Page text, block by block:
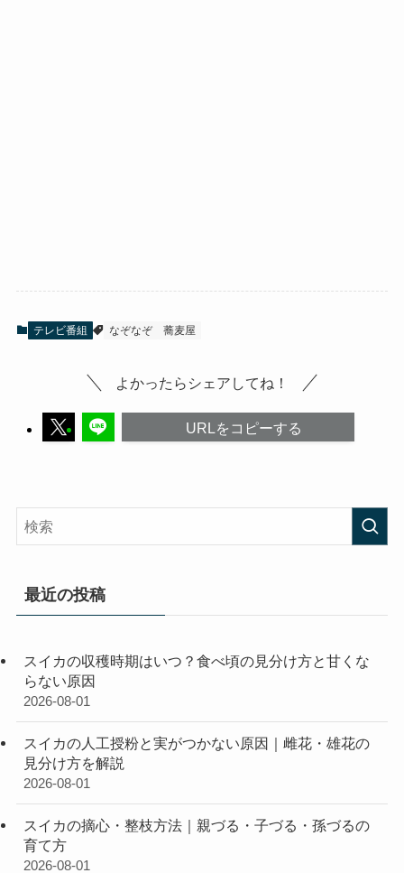
テレビ番組 なぞなぞ 蕎麦屋
よかったらシェアしてね！
URLをコピーする
最近の投稿
スイカの収穫時期はいつ？食べ頃の見分け方と甘くな
らない原因
2026-08-01
スイカの人工授粉と実がつかない原因｜雌花・雄花の
見分け方を解説
2026-08-01
スイカの摘心・整枝方法｜親づる・子づる・孫づるの
育て方
2026-08-01